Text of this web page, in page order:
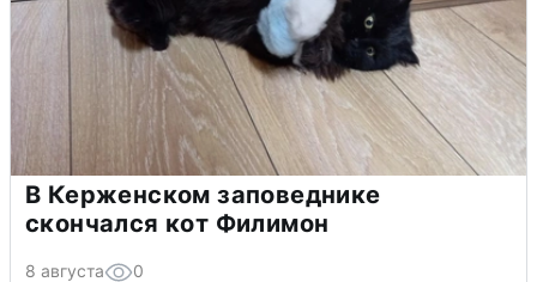
В Керженском заповеднике
скончался кот Филимон
8 августа 0